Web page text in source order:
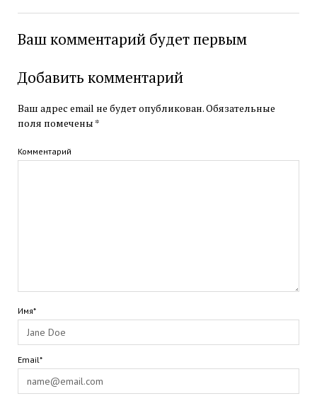
Ваш комментарий будет первым
Добавить комментарий
Ваш адрес email не будет опубликован.Обязательные
поля помечены *
Комментарий
Имя*
Email*